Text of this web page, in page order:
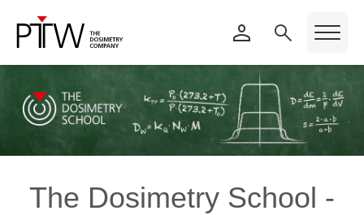
The Dosimetry School -